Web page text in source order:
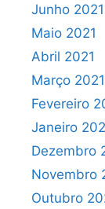
Junho 2021
Maio 2021
Abril 2021
Março 2021
Fevereiro
Janeiro
Dezembro
Novembro
Outubro